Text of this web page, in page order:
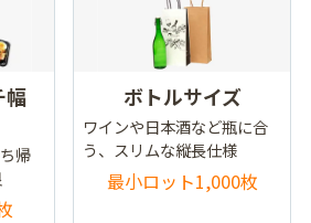
幅
帰
ボトルサイズ
ワインや日本酒など瓶に合
う、スリムな縦長仕様
最小ロット1,000枚